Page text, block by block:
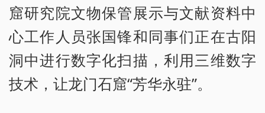
窟研究院文物保管展示与文献资料中
心工作人员张国锋和同事们正在古阳
洞中进行数字化扫描，利用三维数字
技术，让龙门石窟“芳华永驻”。